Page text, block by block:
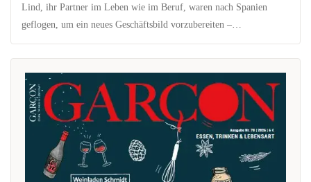
Lind, ihr Partner im Leben wie im Beruf, waren nach Spanien
geflogen, um ein neues Geschäftsbild vorzubereiten –…